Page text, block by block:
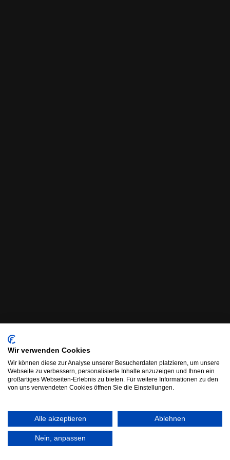
Wir verwenden Cookies
Wir können diese zur Analyse unserer Besucherdaten platzieren, um unsere
Webseite zu verbessern, personalisierte Inhalte anzuzeigen und Ihnen ein
großartiges Webseiten-Erlebnis zu bieten. Für weitere Informationen zu den
von uns verwendeten Cookies öffnen Sie die Einstellungen.
Alle akzeptieren Ablehnen
Nein, anpassen